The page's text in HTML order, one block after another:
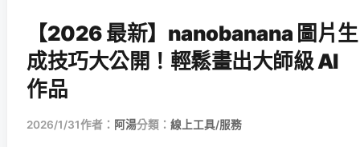
【2026 最新】nanobanana 圖片生
成技巧大公開！輕鬆畫出大師級 AI
作品
2026/1/31作者： 阿湯分類： 線上工具/服務